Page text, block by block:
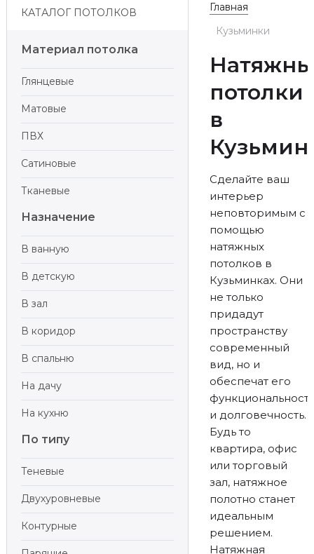
КАТАЛОГ ПОТОЛКОВ
Материал потолка
Глянцевые
Матовые
ПВХ
Сатиновые
Тканевые
Назначение
В ванную
В детскую
В зал
В коридор
В спальню
На дачу
На кухню
По типу
Теневые
Двухуровневые
Контурные
Главная
Кузьминки
потолки
в
Сделайте ваш
интерьер
неповторимым с
помощью
натяжных
потолков в
Кузьминках. Они
не только
придадут
пространству
современный
вид, но и
обеспечат его
функциональность
и долговечность.
Будь то
квартира, офис
или торговый
зал, натяжное
полотно станет
идеальным
решением.
Натяжная